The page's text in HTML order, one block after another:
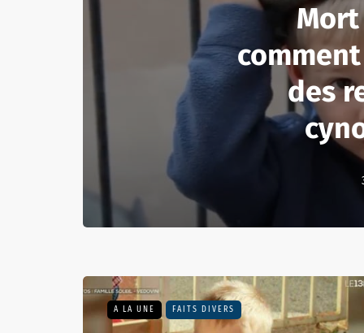
des
A LA UNE FAITS DIVERS